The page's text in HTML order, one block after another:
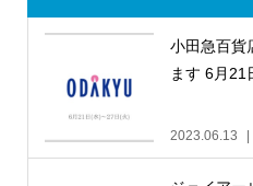
小田急百貨
ます 6月21
2023.06.13